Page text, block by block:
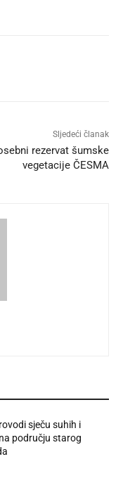
Sljedeći članak
rezervat šumske
vegetacije ČESMA
sječu suhih i
području starog